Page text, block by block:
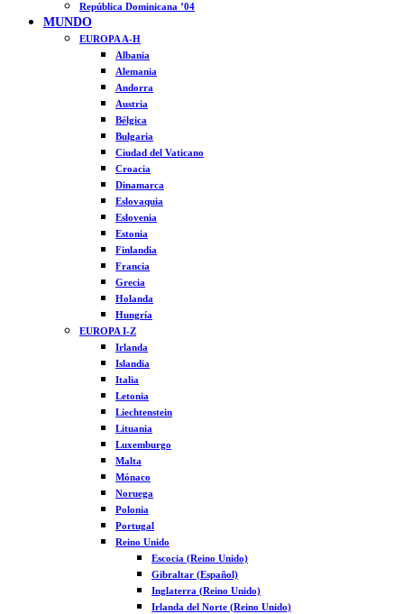
República Dominicana ’04
MUNDO
EUROPA A-H
Albania
Alemania
Andorra
Austria
Bélgica
Bulgaria
Ciudad del Vaticano
Croacia
Dinamarca
Eslovaquia
Eslovenia
Estonia
Finlandia
Francia
Grecia
Holanda
Hungría
EUROPA I-Z
Irlanda
Islandia
Italia
Letonia
Liechtenstein
Lituania
Luxemburgo
Malta
Mónaco
Noruega
Polonia
Portugal
Reino Unido
Escocia (Reino Unido)
Gibraltar (Español)
Inglaterra (Reino Unido)
Irlanda del Norte (Reino Unido)